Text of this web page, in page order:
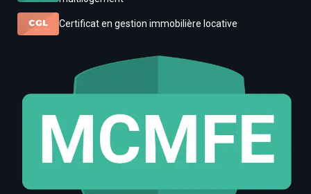
Certificat en gestion immobilière locative